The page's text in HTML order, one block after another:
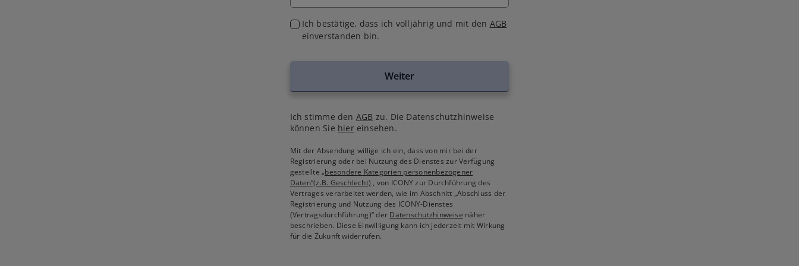
Ich bestätige, dass ich volljährig und mit den AGB
einverstanden bin.
Weiter
Ich stimme den AGB zu. Die Datenschutzhinweise
können Sie hiereinsehen.
Mit der Absendung willige ich ein, dass von mir bei der
Registrierung oder bei Nutzung des Dienstes zur Verfügung
gestellte„besondere Kategorien personenbezogener
Daten“(z.B. Geschlecht) , von ICONY zur Durchführung des
Vertrages verarbeitet werden, wie im Abschnitt „Abschluss der
Registrierung und Nutzung des ICONY-Dienstes
(Vertragsdurchführung)“ der Datenschutzhinweise näher
beschrieben. Diese Einwilligung kann ich jederzeit mit Wirkung
für die Zukunft widerrufen.